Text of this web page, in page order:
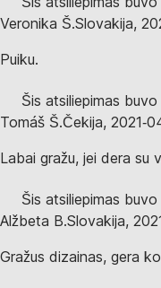
Veronika Š.Slovakija,
Puiku.
Šis atsiliepimas
Tomáš Š.Čekija,
Labai gražu, jei dera su
Šis atsiliepimas
Alžbeta B.Slovakija,
Gražus dizainas, gera